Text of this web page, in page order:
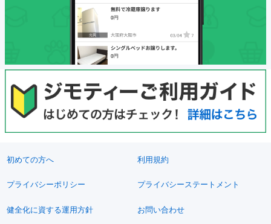
初めての方へ 利用規約
プライバシーポリシー プライバシーステートメント
健全化に資する運用方針 お問い合わせ